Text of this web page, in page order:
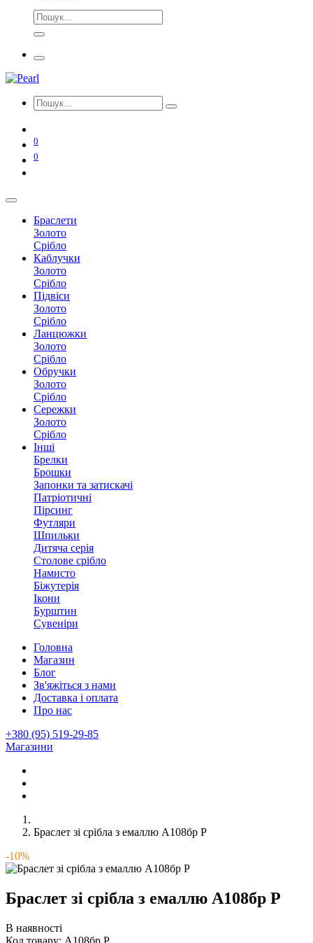
0
0
Браслети
Золото
Срібло
Каблучки
Золото
Срібло
Підвіси
Золото
Срібло
Ланцюжки
Золото
Срібло
Обручки
Золото
Срібло
Сережки
Золото
Срібло
Інші
Брелки
Брошки
Запонки та затискачі
Патріотичні
Пірсинг
Футляри
Шпильки
Дитяча серія
Столове срібло
Намисто
Біжутерія
Ікони
Бурштин
Сувеніри
Головна
Магазин
Блог
Зв'яжіться з нами
Доставка і оплата
Про нас
+380 (95) 519-29-85
Магазини
Браслет зі срібла з емаллю А108бр Р
-10%
Браслет зі срібла з емаллю А108бр Р
В наявності